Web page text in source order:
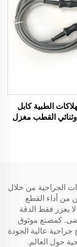
الطبية كابل
وثنائي القطب مغزل
الجراحية من خلال
من أداء القطع
لا يعزز فقط الدقة
كمصنع موثوق
عالية الجودة
حول العالم.